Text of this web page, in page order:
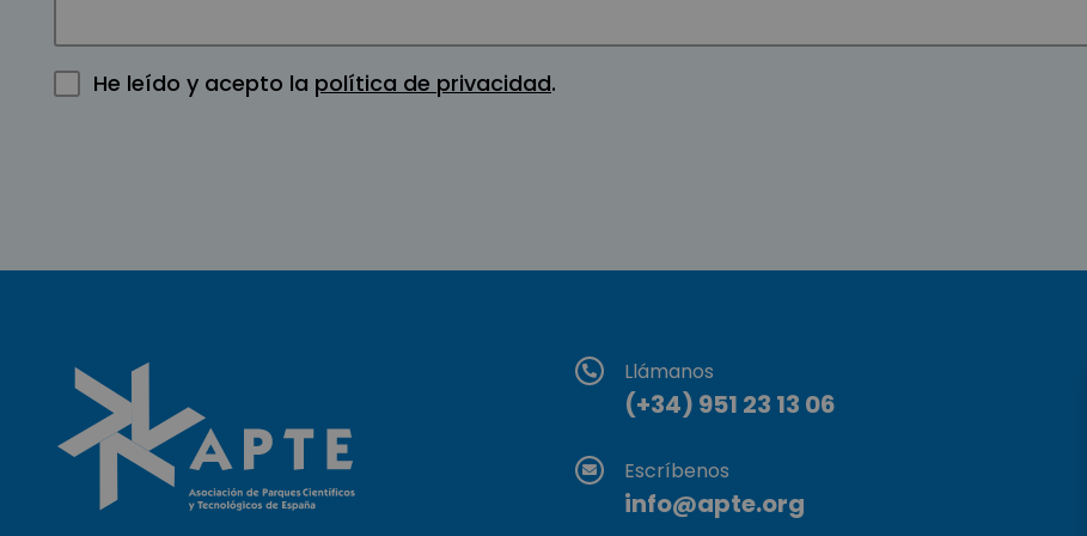
He leído y acepto la política de privacidad.
Llámanos
(+34) 951 23 13 06
Escríbenos
info@apte.org